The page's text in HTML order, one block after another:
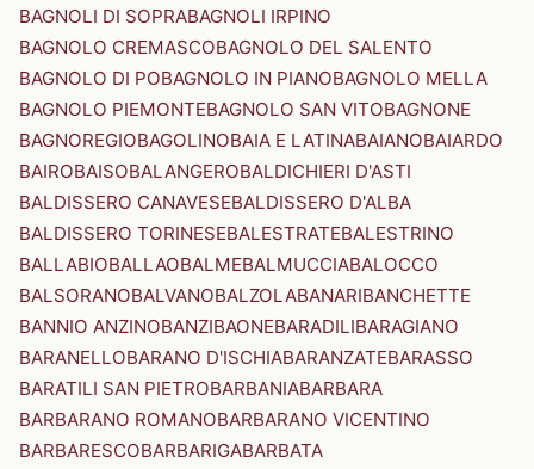
BAGNOLI DI SOPRABAGNOLI IRPINO
BAGNOLO CREMASCOBAGNOLO DEL SALENTO
BAGNOLO DI POBAGNOLO IN PIANOBAGNOLO MELLA
BAGNOLO PIEMONTEBAGNOLO SAN VITOBAGNONE
BAGNOREGIOBAGOLINOBAIA E LATINABAIANOBAIARDO
BAIROBAISOBALANGEROBALDICHIERI D'ASTI
BALDISSERO CANAVESEBALDISSERO D'ALBA
BALDISSERO TORINESEBALESTRATEBALESTRINO
BALLABIOBALLAOBALMEBALMUCCIABALOCCO
BALSORANOBALVANOBALZOLABANARIBANCHETTE
BANNIO ANZINOBANZIBAONEBARADILIBARAGIANO
BARANELLOBARANO D'ISCHIABARANZATEBARASSO
BARATILI SAN PIETROBARBANIABARBARA
BARBARANO ROMANOBARBARANO VICENTINO
BARBARESCOBARBARIGABARBATA